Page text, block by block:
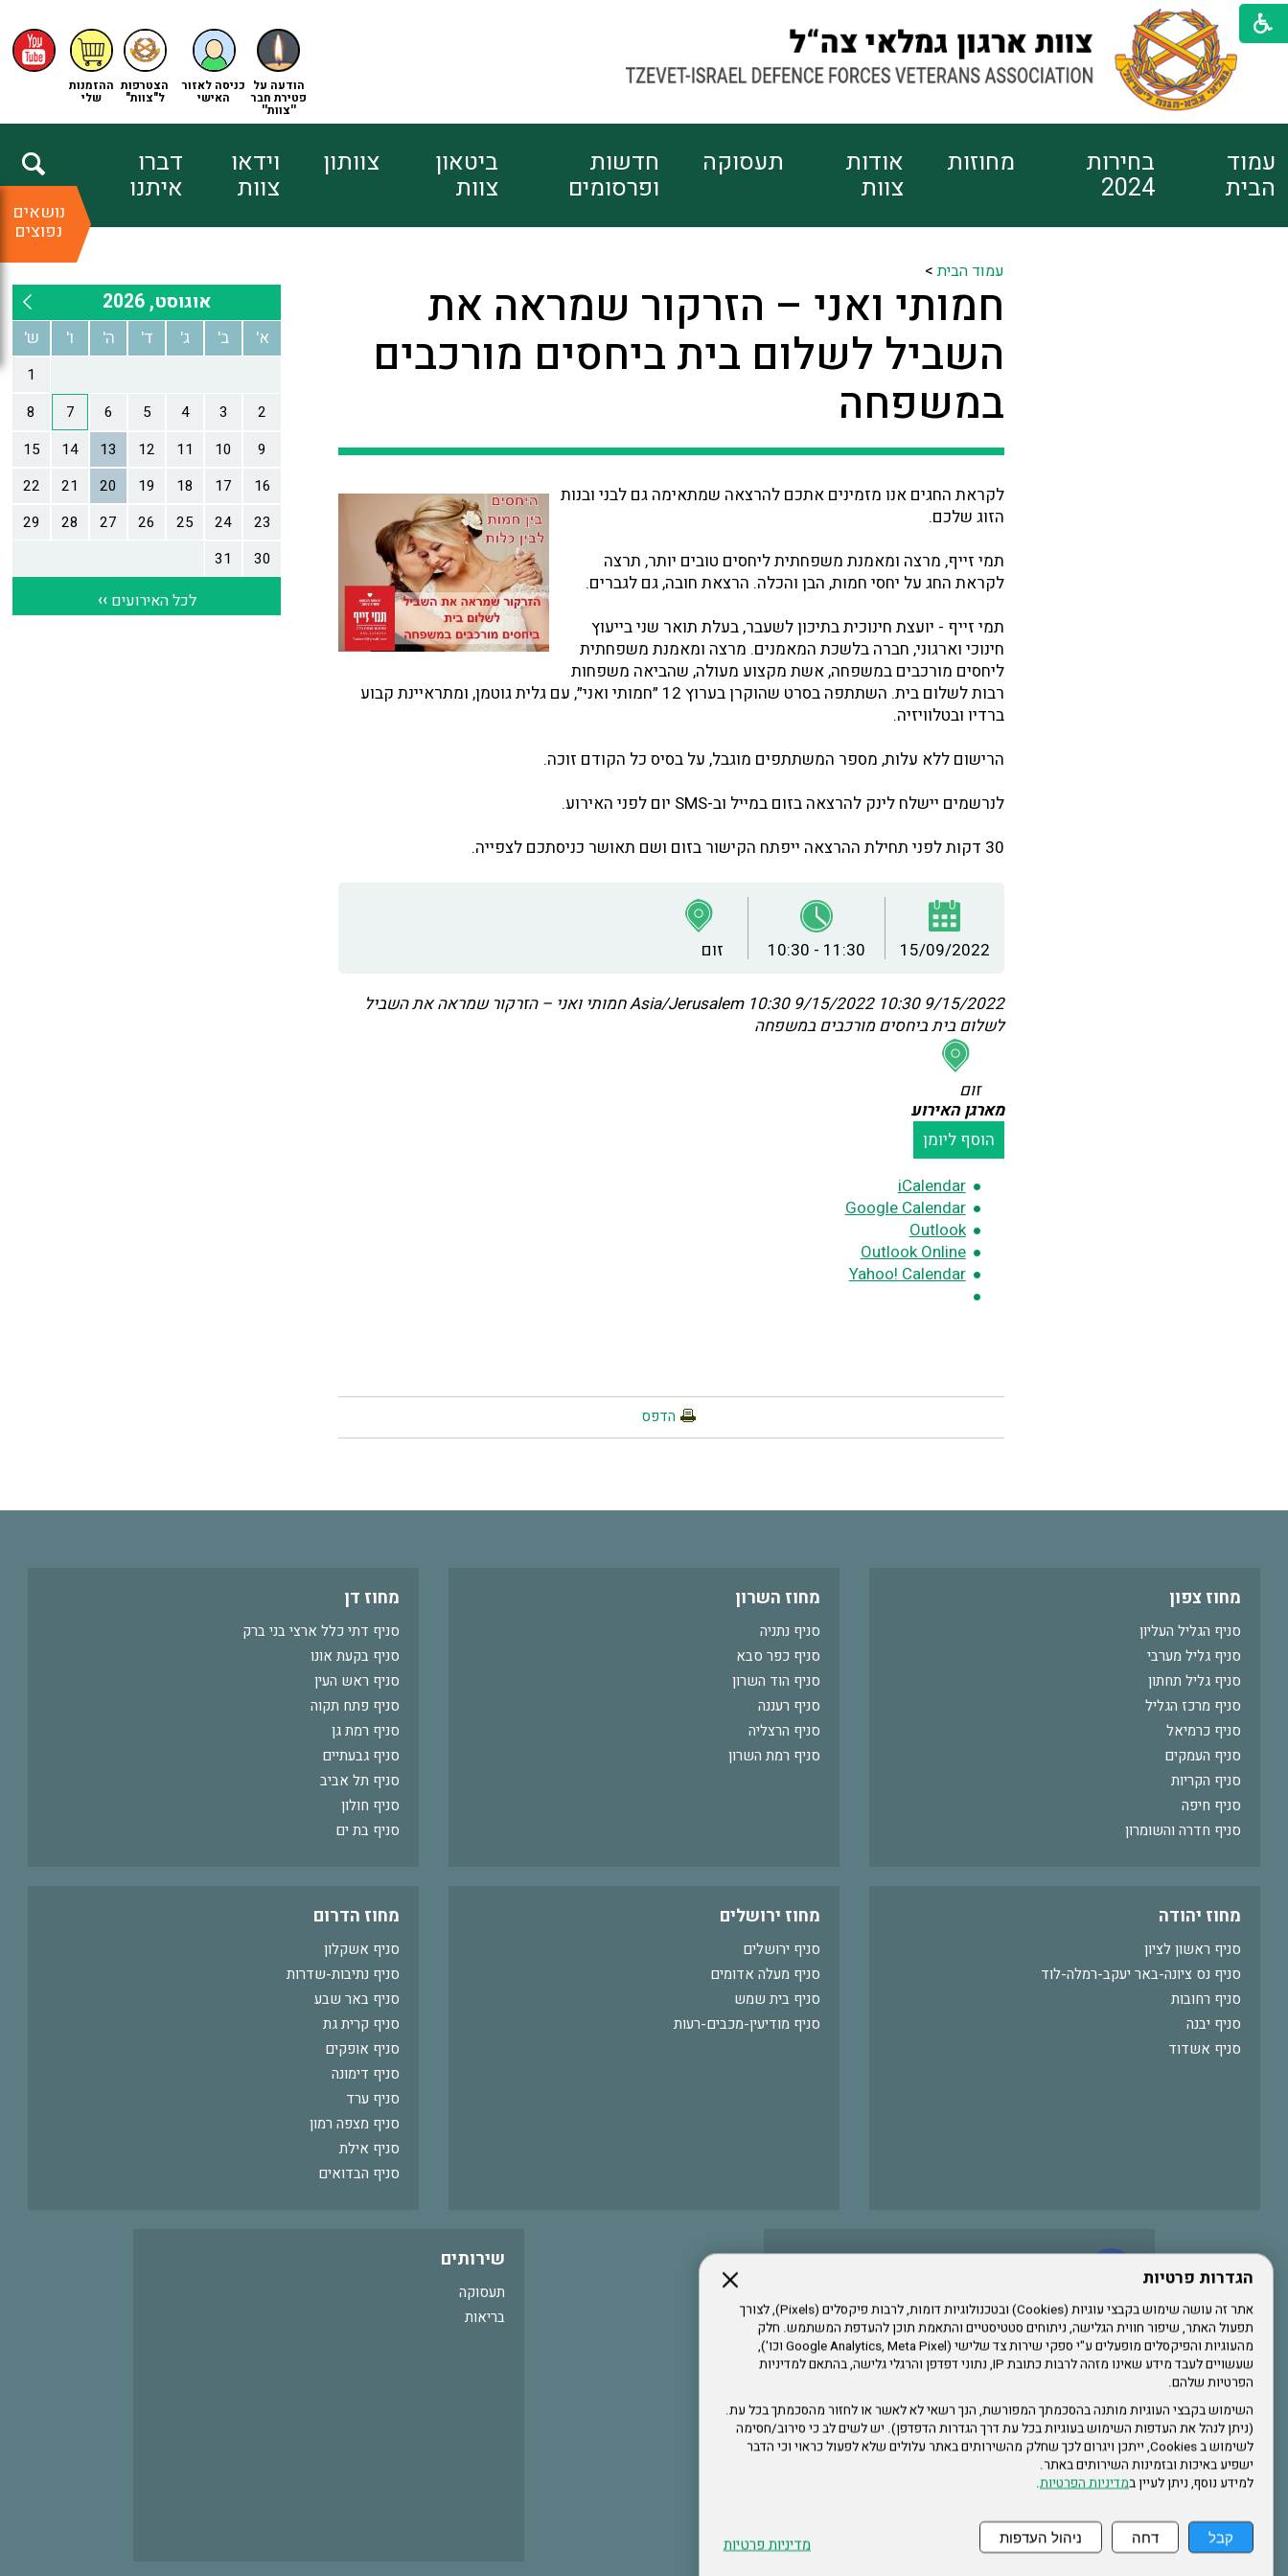
הגדרות פרטיות
אתר זה עושה שימוש בקבצי עוגיות (Cookies) ובטכנולוגיות דומות, לרבות פיקסלים (Pixels), לצורך
תפעול האתר, שיפור חווית הגלישה, ניתוחים סטטיסטיים והתאמת תוכן להעדפת המשתמש. חלק
מהעוגיות והפיקסלים מופעלים ע"י ספקי שירות צד שלישי (Google Analytics, Meta Pixel וכו'),
שעשויים לעבד מידע שאינו מזהה לרבות כתובת IP, נתוני דפדפן והרגלי גלישה, בהתאם למדיניות
הפרטיות שלהם.
השימוש בקבצי העוגיות מותנה בהסכמתך המפורשת, הנך רשאי לא לאשר או לחזור מהסכמתך בכל עת.
(ניתן לנהל את העדפות השימוש בעוגיות בכל עת דרך הגדרות הדפדפן). יש לשים לב כי סירוב/חסימה
לשימוש ב Cookies, ייתכן ויגרום לכך שחלק מהשירותים באתר עלולים שלא לפעול כראוי וכי הדבר
ישפיע באיכות ובזמינות השירותים באתר.
למידע נוסף, ניתן לעיין במדיניות הפרטיות.
קבל דחה ניהול העדפות מדיניות פרטיות
ההזמנות
שלי
הצטרפות
ל"צוות"
כניסה לאזור
האישי
הודעה על
פטירת חבר
''צוות''
עמוד
הבית
בחירות
2024
מחוזות אודות
צוות
תעסוקה חדשות
ופרסומים
ביטאון
צוות
צוותון וידאו
צוות
דברו
איתנו
נושאים
נפוצים
עמוד הבית>
חמותי ואני – הזרקור שמראה את
השביל לשלום בית ביחסים מורכבים
במשפחה
לקראת החגים אנו מזמינים אתכם להרצאה שמתאימה גם לבני ובנות
הזוג שלכם.
תמי זייף, מרצה ומאמנת משפחתית ליחסים טובים יותר, תרצה
לקראת החג על יחסי חמות, הבן והכלה. הרצאת חובה, גם לגברים.
תמי זייף - יועצת חינוכית בתיכון לשעבר, בעלת תואר שני בייעוץ
חינוכי וארגוני, חברה בלשכת המאמנים. מרצה ומאמנת משפחתית
ליחסים מורכבים במשפחה, אשת מקצוע מעולה, שהביאה משפחות
רבות לשלום בית. השתתפה בסרט שהוקרן בערוץ 12 ״חמותי ואני״, עם גלית גוטמן, ומתראיינת קבוע
ברדיו ובטלוויזיה.
הרישום ללא עלות, מספר המשתתפים מוגבל, על בסיס כל הקודם זוכה.
לנרשמים יישלח לינק להרצאה בזום במייל וב-SMS יום לפני האירוע.
30 דקות לפני תחילת ההרצאה ייפתח הקישור בזום ושם תאושר כניסתכם לצפייה.
15/09/2022
10:30 - 11:30 זום
9/15/2022 10:30
9/15/2022 10:30
Asia/Jerusalemחמותי ואני – הזרקור שמראה את השביל
לשלום בית ביחסים מורכבים במשפחה
זום
מארגן האירוע
הוסף ליומן
iCalendar
Google Calendar
Outlook
Outlook Online
Yahoo! Calendar
הדפס
מחוז צפון
סניף הגליל העליון
סניף גליל מערבי
סניף גליל תחתון
סניף מרכז הגליל
סניף כרמיאל
סניף העמקים
סניף הקריות
סניף חיפה
סניף חדרה והשומרון
מחוז השרון
סניף נתניה
סניף כפר סבא
סניף הוד השרון
סניף רעננה
סניף הרצליה
סניף רמת השרון
מחוז דן
סניף דתי כלל ארצי בני ברק
סניף בקעת אונו
סניף ראש העין
סניף פתח תקוה
סניף רמת גן
סניף גבעתיים
סניף תל אביב
סניף חולון
סניף בת ים
מחוז יהודה
סניף ראשון לציון
סניף נס ציונה-באר יעקב-רמלה-לוד
סניף רחובות
סניף יבנה
סניף אשדוד
מחוז ירושלים
סניף ירושלים
סניף מעלה אדומים
סניף בית שמש
סניף מודיעין-מכבים-רעות
מחוז הדרום
סניף אשקלון
סניף נתיבות-שדרות
סניף באר שבע
סניף קרית גת
סניף אופקים
סניף דימונה
סניף ערד
סניף מצפה רמון
סניף אילת
סניף הבדואים
הרשמו לערוץ היוטיוב שלנו
אתר צה"ל
שירותים
תעסוקה
בריאות